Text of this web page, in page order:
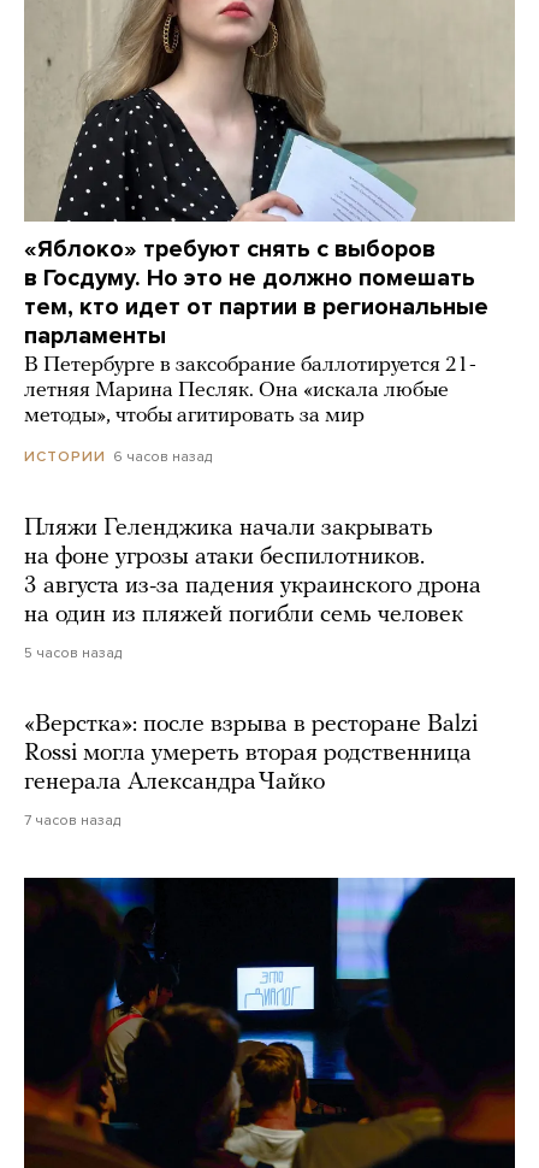
«Яблоко» требуют снять с выборов
в Госдуму. Но это не должно помешать
тем, кто идет от партии в региональные
парламенты
В Петербурге в заксобрание баллотируется 21-
летняя Марина Песляк. Она «искала любые
методы», чтобы агитировать за мир
ИСТОРИИ 6 часов назад
Пляжи Геленджика начали закрывать
на фоне угрозы атаки беспилотников.
3 августа из-за падения украинского дрона
на один из пляжей погибли семь человек
5 часов назад
«Верстка»: после взрыва в ресторане Balzi
Rossi могла умереть вторая родственница
генерала Александра Чайко
7 часов назад